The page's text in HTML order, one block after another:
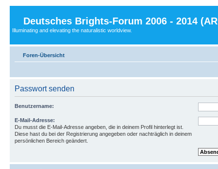
Deutsches Brights-Forum 2006 - 2014
Illuminating and elevating the naturalistic worldview.
Foren-Übersicht
Passwort senden
Benutzername:
E-Mail-Adresse:
Du musst die E-Mail-Adresse angeben, die in deinem Profil hinterlegt ist.
Diese hast du bei der Registrierung angegeben oder nachträglich in deinem
persönlichen Bereich geändert.